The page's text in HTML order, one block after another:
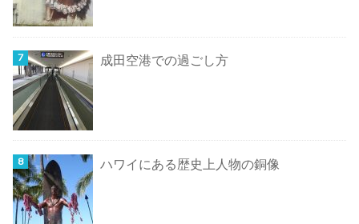
成田空港での過ごし方
ハワイにある歴史上人物の銅像